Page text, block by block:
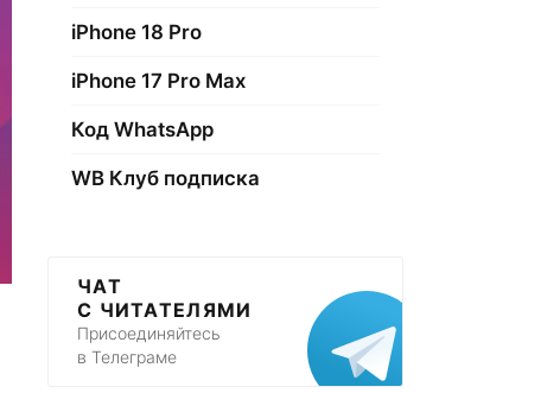
iPhone 18 Pro
iPhone 17 Pro Max
Код WhatsApp
WB Клуб подписка
ЧАТ
С ЧИТАТЕЛЯМИ
Присоединяйтесь
в Телеграме